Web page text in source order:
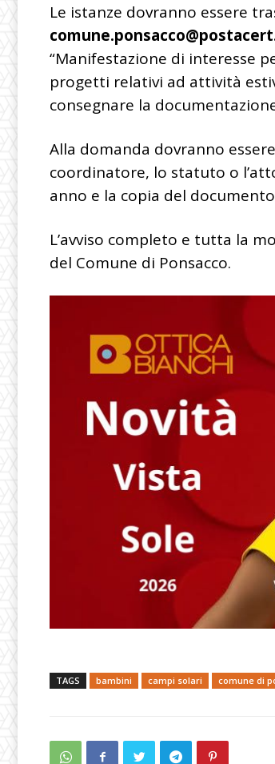
Le istanze dovranno essere
“Manifestazione di interesse
progetti relativi ad attività
consegnare la
Alla domanda dovranno
coordinatore, lo statuto o
anno e la copia del
L’avviso completo e tutta la
del Comune di Ponsacco.
TAGS bambini campi solari comune di